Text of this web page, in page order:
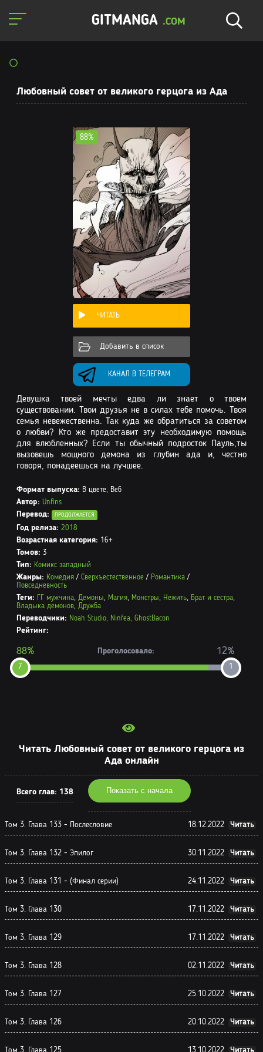
GITMANGA .COM
Любовный совет от великого герцога из Ада
88%
ЧИТАТЬ
Добавить в список
КАНАЛ В ТЕЛЕГРАМ
Девушка твоей мечты едва ли знает о твоем
существовании. Твои друзья не в силах тебе помочь. Твоя
семья невежественна. Так куда же обратиться за советом
о любви? Кто же предоставит эту необходимую помощь
для влюбленных? Если ты обычный подросток Пауль,ты
вызовешь мощного демона из глубин ада и, честно
говоря, понадеешься на лучшее.
Формат выпуска: В цвете, Веб
Автор: Unfins
Перевод: ПРОДОЛЖАЕТСЯ
Год релиза: 2018
Возрастная категория: 16+
Томов: 3
Тип: Комикс западный
Жанры: Комедия / Сверхъестественное / Романтика /
Повседневность
Теги: ГГ мужчина, Демоны, Магия, Монстры, Нежить, Брат и сестра,
Владыка демонов, Дружба
Переводчики: Noah Studio, Ninfea, GhostBacon
Рейтинг:
7
88% Проголосовало:
1
12%
Читать Любовный совет от великого герцога из
Ада онлайн
Всего глав: 138 Показать с начала
Том 3. Глава 125 13.10.2022 Читать
Том 3. Глава 126 20.10.2022 Читать
Том 3. Глава 127 25.10.2022 Читать
Том 3. Глава 128 02.11.2022 Читать
Том 3. Глава 129 17.11.2022 Читать
Том 3. Глава 130 17.11.2022 Читать
Том 3. Глава 131 - (Финал серии) 24.11.2022 Читать
Том 3. Глава 132 - Эпилог 30.11.2022 Читать
Том 3. Глава 133 - Послесловие 18.12.2022 Читать